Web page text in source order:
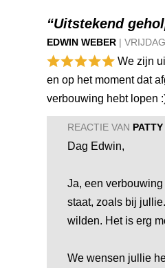
“Uitstekend
EDWIN WEBER | VRIJDAG
We zijn
en op het moment dat
verbouwing hebt lopen
REACTIE VAN
Dag Edwin,
Ja, een
staat, zoals bij
wilden. Het is erg
We wensen jullie